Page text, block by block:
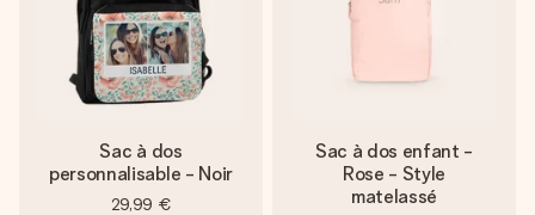
Sac à dos
personnalisable - Noir
29,99 €
Sac à dos enfant -
Rose - Style
matelassé